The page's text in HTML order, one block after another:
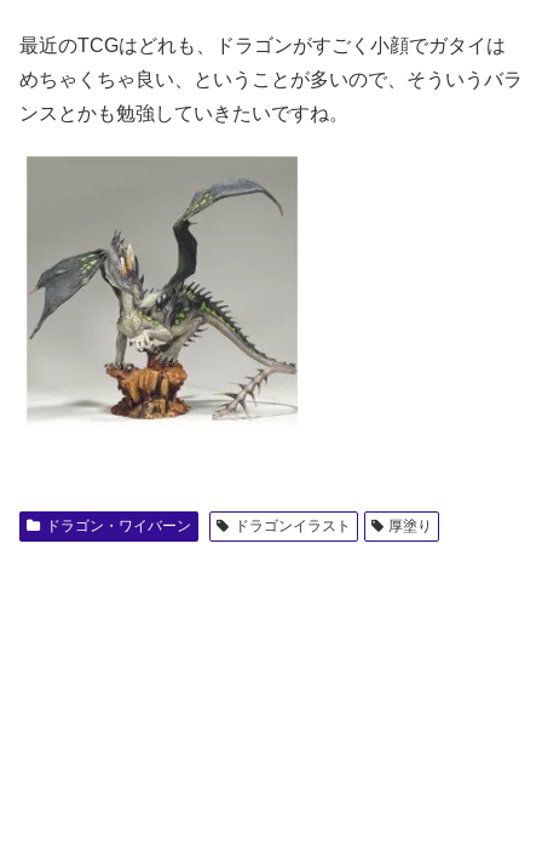
最近のTCGはどれも、ドラゴンがすごく小顔でガタイは
めちゃくちゃ良い、ということが多いので、そういうバラ
ンスとかも勉強していきたいですね。
ドラゴン・ワイバーン ドラゴンイラスト 厚塗り